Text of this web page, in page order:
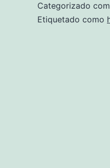
Categorizado
Etiquetado como